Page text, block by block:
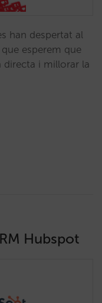
han despertat al
esperem que
directa i millorar la
Hubspot